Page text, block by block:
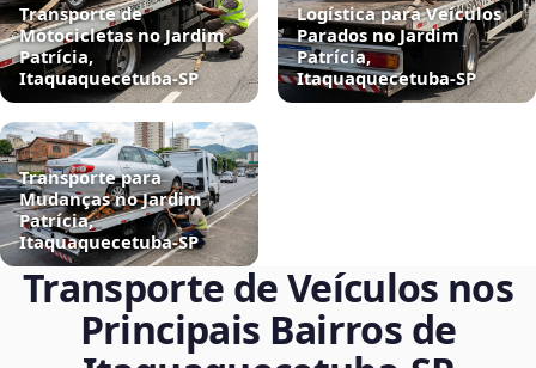
Transporte de
Motocicletas no Jardim
Patrícia,
Itaquaquecetuba‑SP
Logística para Veículos
Parados no Jardim
Patrícia,
Itaquaquecetuba‑SP
Transporte para
Mudanças no Jardim
Patrícia,
Itaquaquecetuba‑SP
Transporte de Veículos nos
Principais Bairros de